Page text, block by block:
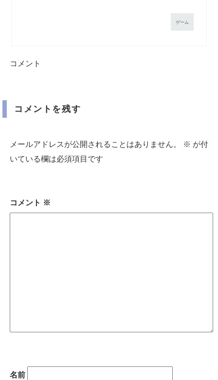
ゲーム
コメント
コメントを残す
メールアドレスが公開されることはありません。 ※ が付
いている欄は必須項目です
コメント ※
名前